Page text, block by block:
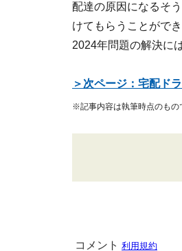
配達の原因になるそ
けてもらうことがで
2024年問題の解決に
＞次ページ：宅配ド
※記事内容は執筆時点のもの